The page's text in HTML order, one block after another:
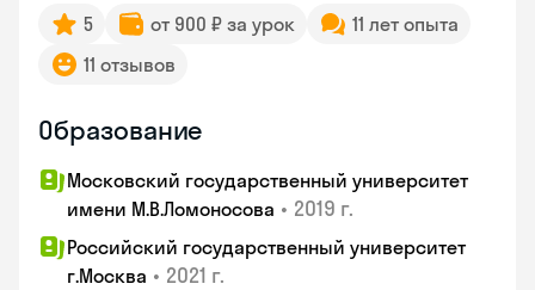
5 от 900 ₽ за урок
11 лет опыта
11 отзывов
Образование
Московский государственный университет
имени М.В.Ломоносова • 2019 г.
Российский государственный университет
г.Москва • 2021 г.